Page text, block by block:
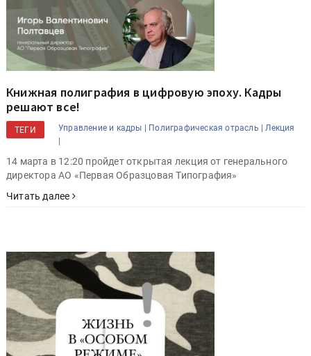
Книжная полиграфия в цифровую эпоху. Кадры
решают все!
ТЕГИ Управление и кадры | Полиграфическая отрасль | Лекция
|
14 марта в 12:20 пройдет открытая лекция от генерального
директора АО «Первая Образцовая Типография»
Читать далее